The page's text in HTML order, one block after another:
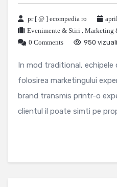
pr [ @ ] ecompedia ro
Evenimente & Stiri , Marketing
0 Comments
950
In mod traditional, echipele
folosirea marketingului
brand transmis printr-o
clientul il poate simti pe